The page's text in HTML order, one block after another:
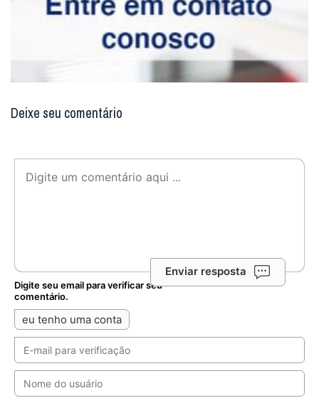
Deixe seu comentário
Enviar resposta
Digite seu email para verificar seu
comentário.
eu tenho uma conta